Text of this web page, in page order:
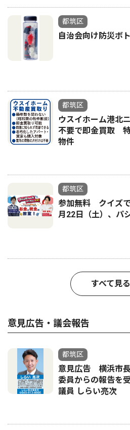
都筑区
自治会向け防災ボ
都筑区
ウスイホーム港北
不要で即金買取
物件
都筑区
参加無料 クイズ
月22日（土）、パ
すべて見る
意見広告・議会報告
都筑区
意見広告 横浜市
委員からの報告を
議員 しらい亮次